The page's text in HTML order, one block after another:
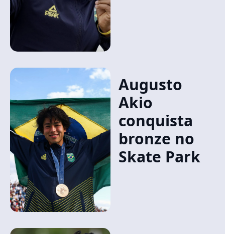
Augusto
Akio
conquista
bronze no
Skate Park